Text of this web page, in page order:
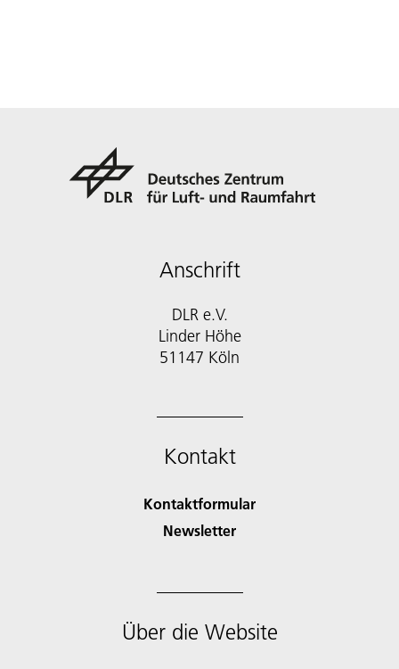
Anschrift
DLR e.V.
Linder Höhe
51147 Köln
Kontakt
Kontaktformular
Newsletter
Über die Website